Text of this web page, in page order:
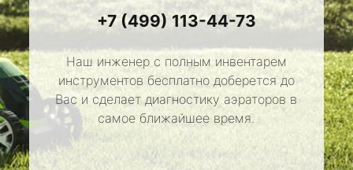
+7 (499) 113-44-73
Наш инженер с полным инвентарем
инструментов бесплатно доберется до
Вас и сделает диагностику аэраторов в
самое ближайшее время.